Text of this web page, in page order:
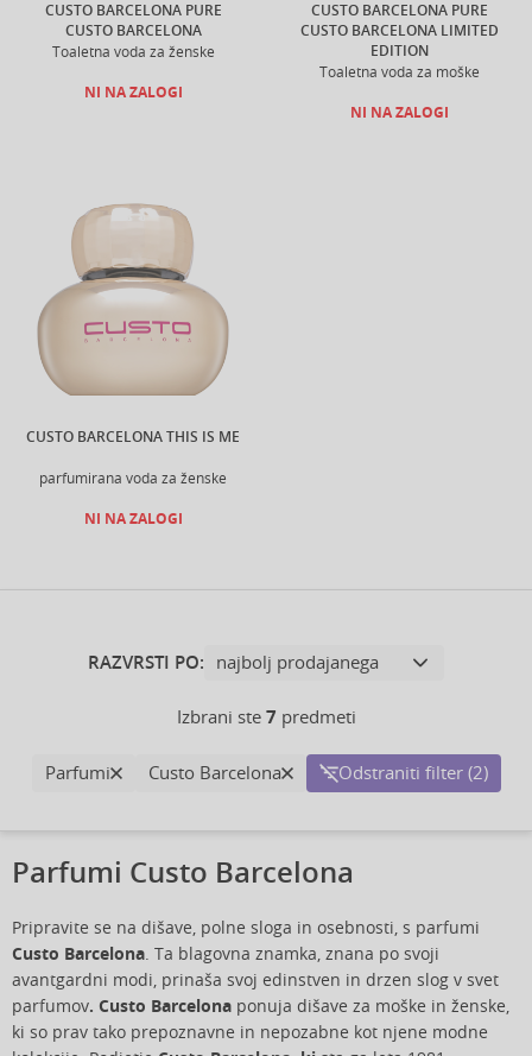
CUSTO BARCELONA PURE
CUSTO BARCELONA
Toaletna voda za ženske
NI NA ZALOGI
CUSTO BARCELONA PURE
CUSTO BARCELONA LIMITED
EDITION
Toaletna voda za moške
NI NA ZALOGI
CUSTO BARCELONA THIS IS ME
parfumirana voda za ženske
NI NA ZALOGI
RAZVRSTI PO:
Izbrani ste 7 predmeti
Parfumi Custo Barcelona Odstraniti filter (2)
Parfumi Custo Barcelona
Pripravite se na dišave, polne sloga in osebnosti, s parfumi
Custo Barcelona. Ta blagovna znamka, znana po svoji
avantgardni modi, prinaša svoj edinstven in drzen slog v svet
parfumov. Custo Barcelona ponuja dišave za moške in ženske,
ki so prav tako prepoznavne in nepozabne kot njene modne